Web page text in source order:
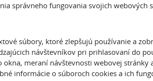
správneho fungovania svojich
súbory, ktoré zlepšujú používanie a
návštevníkov pri prihlasovaní do
meraní návštevnosti webovej stránky
informácie o súboroch cookies a ich